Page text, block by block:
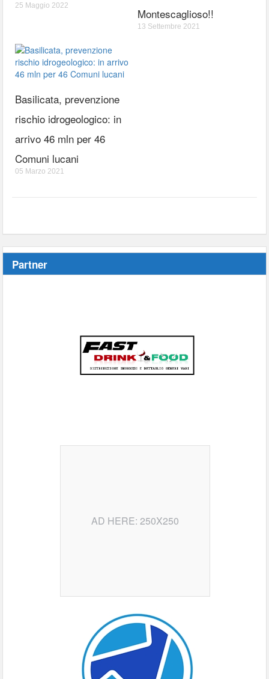
25 Maggio 2022
Montescaglioso!!
13 Settembre 2021
Basilicata, prevenzione
rischio idrogeologico: in
arrivo 46 mln per 46
Comuni lucani
05 Marzo 2021
Partner
AD HERE: 250X250